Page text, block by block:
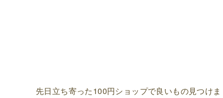
先日立ち寄った100円ショップで良いもの見つけ